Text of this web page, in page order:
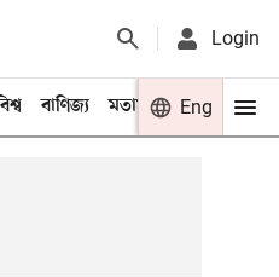
Login
বাণিজ্য মতামত খেলা
Eng